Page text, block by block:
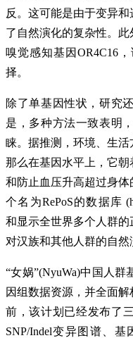
反。这可能是由于变异
了自然演化的复杂性。
嗅觉感知基因OR4C16
择。
除了单基因性状，研究
是，多种方法一致表明
睐。据推测，环境、生活
那么在基因水平上，它
和防止血压升高超过身
个名为RePoS的数据库
和显示全世界多个人群
对汉族和其他人群的自然
“女娲”(NyuWa)中国人
因组数据资源，并全面
前，该计划已经发布了
SNP/Indel变异图谱、